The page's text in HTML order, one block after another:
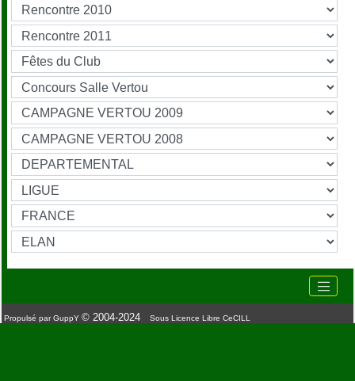
Propulsé par GuppY © 2004-2024 Sous Licence Libre CeCILL